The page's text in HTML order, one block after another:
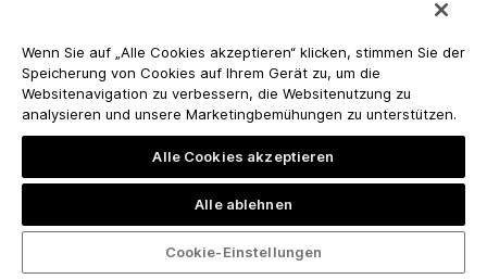
Wenn Sie auf „Alle Cookies akzeptieren“ klicken, stimmen Sie der
Speicherung von Cookies auf Ihrem Gerät zu, um die
Websitenavigation zu verbessern, die Websitenutzung zu
analysieren und unsere Marketingbemühungen zu unterstützen.
Alle Cookies akzeptieren
Alle ablehnen
Cookie-Einstellungen